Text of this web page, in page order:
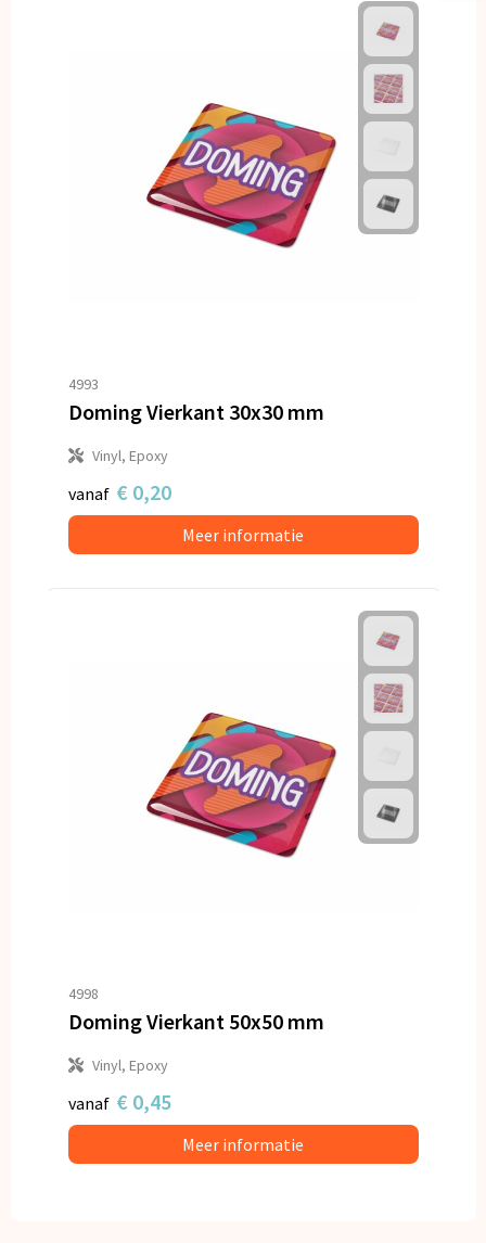
4993
Doming Vierkant 30x30 mm
Vinyl, Epoxy
vanaf € 0,20
Meer informatie
4998
Doming Vierkant 50x50 mm
Vinyl, Epoxy
vanaf € 0,45
Meer informatie